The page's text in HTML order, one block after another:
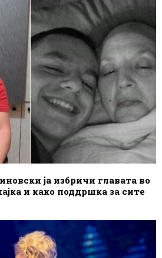
ја избричи главата во
и како поддршка за сите